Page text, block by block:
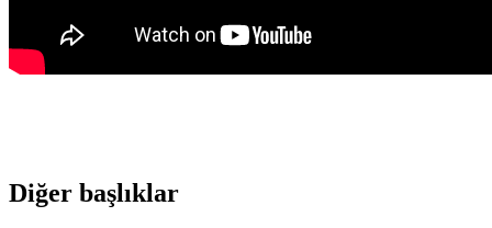
Diğer başlıklar